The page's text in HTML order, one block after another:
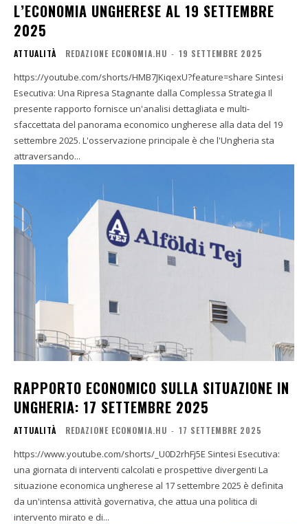
L’ECONOMIA UNGHERESE AL 19 SETTEMBRE
2025
ATTUALITÀ REDAZIONE ECONOMIA.HU - 19 SETTEMBRE 2025
https://youtube.com/shorts/HMB7JKiqexU?feature=share Sintesi
Esecutiva: Una Ripresa Stagnante dalla Complessa Strategia Il
presente rapporto fornisce un'analisi dettagliata e multi-
sfaccettata del panorama economico ungherese alla data del 19
settembre 2025. L'osservazione principale è che l'Ungheria sta
attraversando...
RAPPORTO ECONOMICO SULLA SITUAZIONE IN
UNGHERIA: 17 SETTEMBRE 2025
ATTUALITÀ REDAZIONE ECONOMIA.HU - 17 SETTEMBRE 2025
https://www.youtube.com/shorts/_U0D2rhFj5E Sintesi Esecutiva:
una giornata di interventi calcolati e prospettive divergenti La
situazione economica ungherese al 17 settembre 2025 è definita
da un'intensa attività governativa, che attua una politica di
intervento mirato e di...